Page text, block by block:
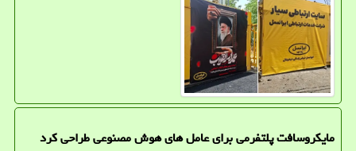
مایکروسافت پلتفرمی برای عامل های هوش مصنوعی طراحی کرد